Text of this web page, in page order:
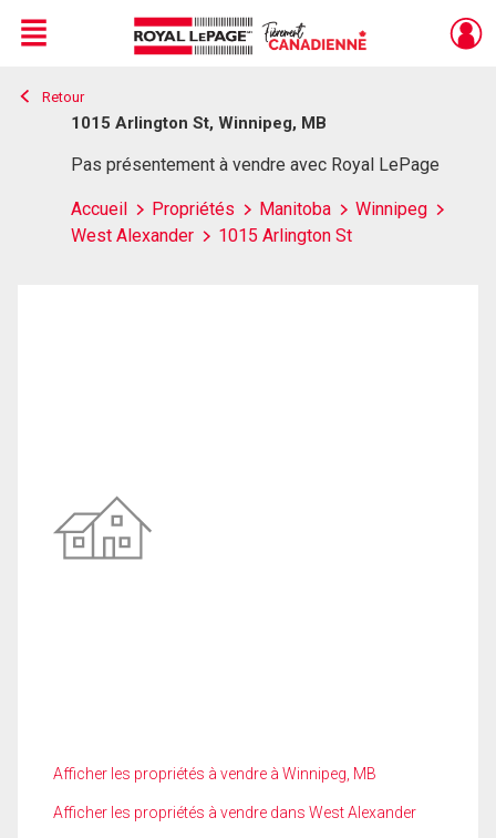
Live
En Direct
Menu
Retour
1015 Arlington St, Winnipeg, MB
Pas présentement à vendre avec Royal LePage
Accueil Propriétés Manitoba
Winnipeg
West Alexander
1015 Arlington St
Afficher les propriétés à vendre à Winnipeg, MB
Afficher les propriétés à vendre dans West Alexander